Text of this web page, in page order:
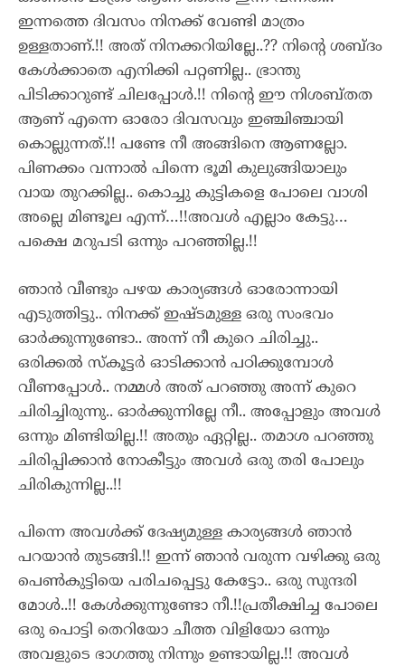
ഇന്നത്തെ ദിവസം നിനക്ക് വേണ്ടി മാത്രം
ഉള്ളതാണ്.!! അത് നിനക്കറിയില്ലേ..?? നിന്റെ ശബ്ദം
കേൾക്കാതെ എനിക്കി പറ്റണില്ല.. ഭ്രാന്തു
പിടിക്കാറുണ്ട് ചിലപ്പോൾ.!! നിന്റെ ഈ നിശബ്തത
ആണ് എന്നെ ഓരോ ദിവസവും ഇഞ്ചിഞ്ചായി
കൊല്ലുന്നത്.!! പണ്ടേ നീ അങ്ങിനെ ആണല്ലോ.
പിണക്കം വന്നാൽ പിന്നെ ഭൂമി കുലുങ്ങിയാലും
വായ തുറക്കില്ല.. കൊച്ചു കുട്ടികളെ പോലെ വാശി
അല്ലെ മിണ്ടൂല എന്ന്…!!അവൾ എല്ലാം കേട്ടു…
പക്ഷെ മറുപടി ഒന്നും പറഞ്ഞില്ല.!!
ഞാൻ വീണ്ടും പഴയ കാര്യങ്ങൾ ഓരോന്നായി
എടുത്തിട്ടു.. നിനക്ക് ഇഷ്ടമുള്ള ഒരു സംഭവം
ഓർക്കുന്നുണ്ടോ.. അന്ന് നീ കുറെ ചിരിച്ചു..
ഒരിക്കൽ സ്കൂട്ടർ ഓടിക്കാൻ പഠിക്കുമ്പോൾ
വീണപ്പോൾ.. നമ്മൾ അത് പറഞ്ഞു അന്ന് കുറെ
ചിരിച്ചിരുന്നു.. ഓർക്കുന്നില്ലേ നീ.. അപ്പോളും അവൾ
ഒന്നും മിണ്ടിയില്ല.!! അതും ഏറ്റില്ല.. തമാശ പറഞ്ഞു
ചിരിപ്പിക്കാൻ നോകീട്ടും അവൾ ഒരു തരി പോലും
ചിരികുന്നില്ല..!!
പിന്നെ അവൾക്ക് ദേഷ്യമുള്ള കാര്യങ്ങൾ ഞാൻ
പറയാൻ തുടങ്ങി.!! ഇന്ന് ഞാൻ വരുന്ന വഴിക്കു ഒരു
പെൺകുട്ടിയെ പരിചപ്പെട്ടു കേട്ടോ.. ഒരു സുന്ദരി
മോൾ..!! കേൾക്കുന്നുണ്ടോ നീ.!!പ്രതീക്ഷിച്ച പോലെ
ഒരു പൊട്ടി തെറിയോ ചീത്ത വിളിയോ ഒന്നും
അവളുടെ ഭാഗത്തു നിന്നും ഉണ്ടായില്ല.!! അവൾ